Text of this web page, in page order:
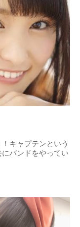
キャプテンという
バンドをやってい